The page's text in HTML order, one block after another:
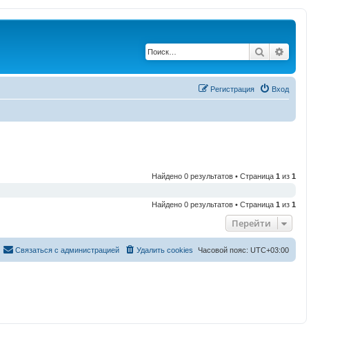
Поиск
Вход
Регистрация
Найдено 0 результатов • Страница 1 из 1
Найдено 0 результатов • Страница 1 из 1
Перейти
Часовой пояс: UTC+03:00
Удалить cookies
Связаться с администрацией